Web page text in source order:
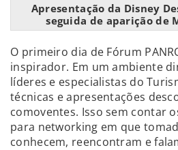
Apresentação da Disney
seguida de aparição de
O primeiro dia de Fórum
inspirador. Em um ambiente
líderes e especialistas do
técnicas e apresentações
comoventes. Isso sem contar
para networking em que
conhecem, reencontram e